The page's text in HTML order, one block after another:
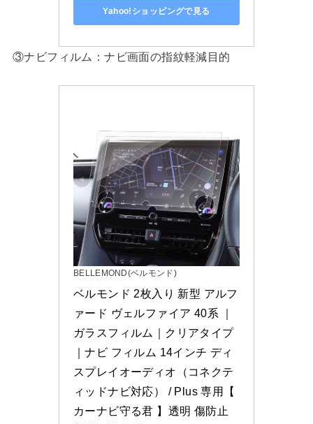
Yahoo!ショッピングで見る
③ナビフィルム：ナビ画面の指紋軽減目的
BELLEMOND(ベルモンド)
ベルモンド 2枚入り 新型 アルフ
ァード ヴェルファイア 40系 ｜
ガラスフィルム｜クリアタイプ
｜ナビ フィルム 14インチ ディ
スプレイオーディオ（コネクテ
ィッドナビ対応） / Plus 専用【
カーナビ守る君 】透明 傷防止